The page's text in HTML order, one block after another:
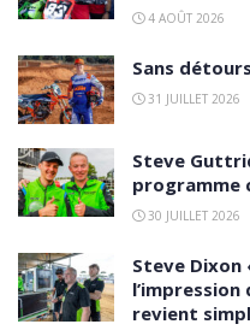
4 AOÛT 2026
Sans
31 JUILLET 2026
Steve
programme
30 JUILLET 2026
Steve
revient